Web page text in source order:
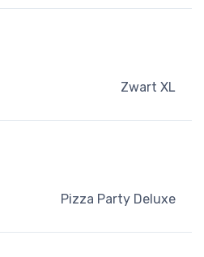
Zwart XL
Pizza Party Deluxe